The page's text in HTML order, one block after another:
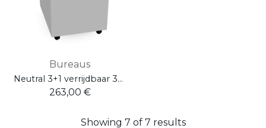
Bureaus
Neutral 3+1 verrijdbaar 3x laden - 1x pennenlade
263,00 €
Showing 7 of 7 results